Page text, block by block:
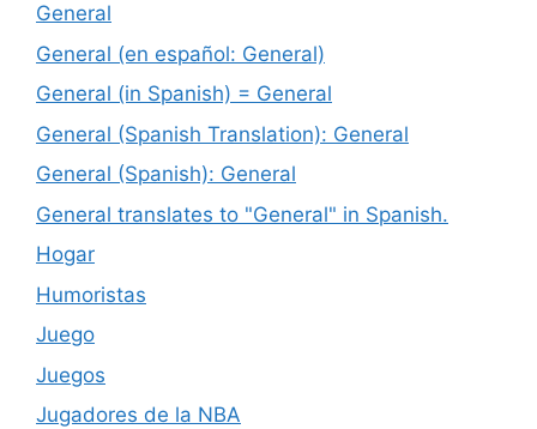
General
General (en español: General)
General (in Spanish) = General
General (Spanish Translation): General
General (Spanish): General
General translates to "General" in Spanish.
Hogar
Humoristas
Juego
Juegos
Jugadores de la NBA